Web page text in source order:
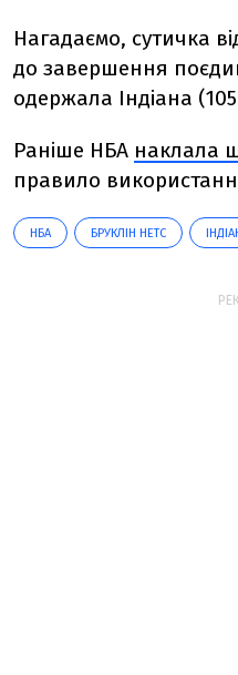
Нагадаємо, сутичка
до завершення
одержала Індіана
Раніше НБА наклала
правило
НБА БРУКЛІН НЕТС